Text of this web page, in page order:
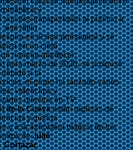
romántico y
vocales transportarán al público a
ese idilio
en el mar primaveral y se
en un cielo
naranja atardecer.
para marzo de 2020, se pospuso
debido a la
el grupo ha lanzado varios
videoclips y
directos en TV.
de la Cuevaestán repletas de
y guiños
y a la atmósfera mágica de los
de Julio
Cortazar.